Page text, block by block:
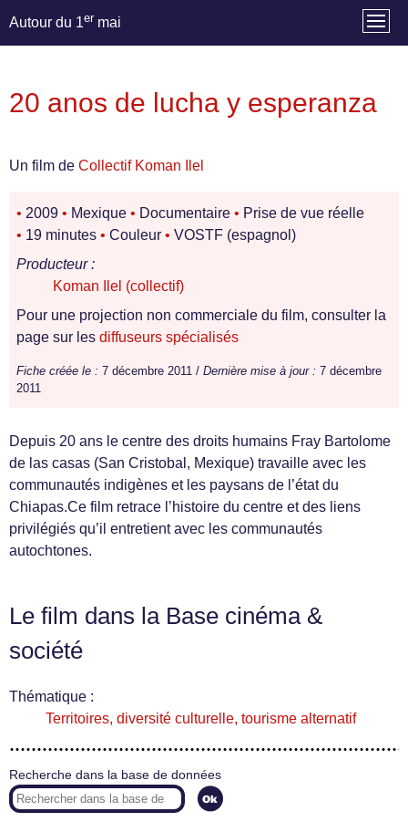
Autour du 1er mai
20 anos de lucha y esperanza
Un film de Collectif Koman Ilel
• 2009 • Mexique • Documentaire • Prise de vue réelle
• 19 minutes • Couleur • VOSTF (espagnol)
Producteur :
Koman Ilel (collectif)
Pour une projection non commerciale du film, consulter la
page sur les diffuseurs spécialisés
Fiche créée le : 7 décembre 2011 / Dernière mise à jour : 7 décembre
2011
Depuis 20 ans le centre des droits humains Fray Bartolome
de las casas (San Cristobal, Mexique) travaille avec les
communautés indigènes et les paysans de l’état du
Chiapas.Ce film retrace l’histoire du centre et des liens
privilégiés qu’il entretient avec les communautés
autochtones.
Le film dans la Base cinéma &
société
Thématique :
Territoires, diversité culturelle, tourisme alternatif
Recherche dans la base de données